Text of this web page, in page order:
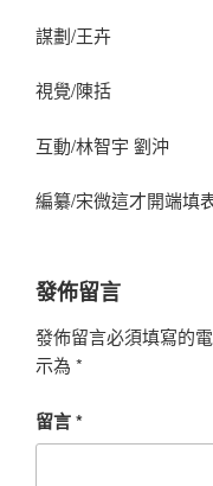
謀劃/王卉
視覺/陳括
互動/林智宇 劉沖
編纂/宋微這才開端填
發佈留言
發佈留言必須填寫的
示為 *
留言*